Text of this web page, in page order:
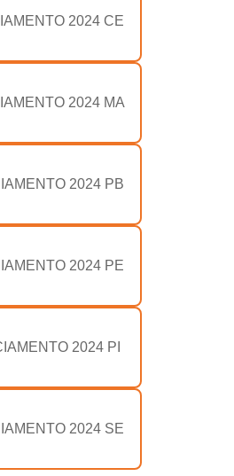
2024 CE
2024 MA
2024 PB
2024 PE
2024 PI
2024 SE